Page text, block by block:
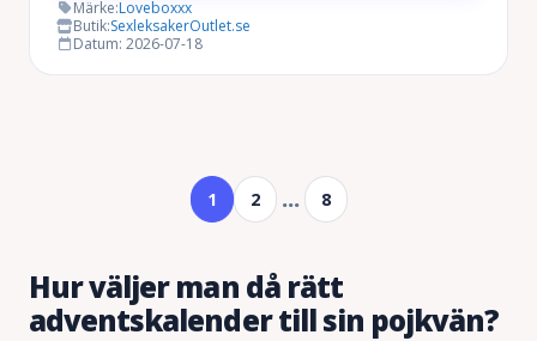
Märke:Loveboxxx
Butik:SexleksakerOutlet.se
Datum: 2026-07-18
1 2 … 8
Hur väljer man då rätt
adventskalender till sin pojkvän?